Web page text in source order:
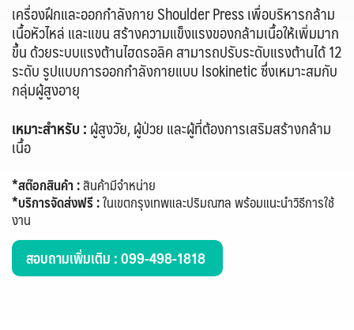
เครื่องฝึกและออกกำลังกาย Shoulder Press เพื่อบริหารกล้าม
เนื้อหัวไหล่ และแขนสร้างความแข็งแรงของกล้ามเนื้อให้เพิ่มมาก
ขึ้น ด้วยระบบแรงต้านไฮดรอลิค สามารถปรับระดับแรงต้านได้ 12
ระดับ รูปแบบการออกกำลังกายแบบ Isokinetic ซึ่งเหมาะสมกับ
กลุ่มผู้สูงอายุ
เหมาะสำหรับ :ผู้สูงวัย, ผู้ป่วย และผู้ที่ต้องการเสริมสร้างกล้าม
เนื้อ
*สต๊อกสินค้า :สินค้ามีจำหน่าย
*บริการจัดส่งฟรี:ในเขตกรุงเทพและปริมณฑล พร้อมแนะนำวิธีการใช้
งาน
สอบถามเพิ่มเติม: 099-498-1818